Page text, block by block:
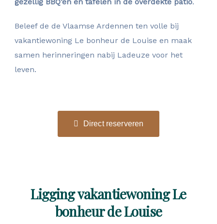
Beleef de de Vlaamse Ardennen ten volle bij
vakantiewoning Le bonheur de Louise en maak
samen herinneringen nabij Ladeuze voor het
leven.
Direct reserveren
Ligging vakantiewoning Le
bonheur de Louise